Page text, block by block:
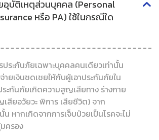
อุบัติเหตุส่วนบุคคล (Personal
หรือ PA) ใช้ในกรณีใด
ประกันภัยเฉพาะบุคคลคนเดียวเท่านั้น
ายเงินชดเชยให้กับผู้เอาประกันภัยใน
ะกันภัยเกิดความสูญเสียทาง ร่างกาย
สียอวัยวะ พิการ เสียชีวิต) จาก
น หากเกิดจากการเจ็บป่วยเป็นโรคจะไม่
ครอง